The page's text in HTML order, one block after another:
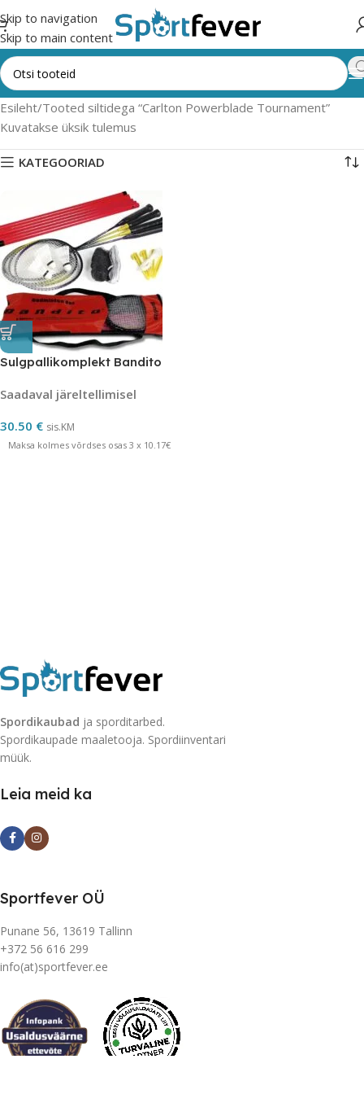
Skip to navigation
Skip to main content
Esileht Tooted siltidega “Carlton Powerblade Tournament”
Kuvatakse üksik tulemus
KATEGOORIAD
Sulgpallikomplekt Bandito
Saadaval järeltellimisel
30.50 € sis.KM
Maksa kolmes võrdses osas 3 x 10.17€
Spordikaubad ja sporditarbed.
Spordikaupade maaletooja. Spordiinventari
müük.
Leia meid ka
Sportfever OÜ
Punane 56, 13619 Tallinn
+372 56 616 299
info(at)sportfever.ee